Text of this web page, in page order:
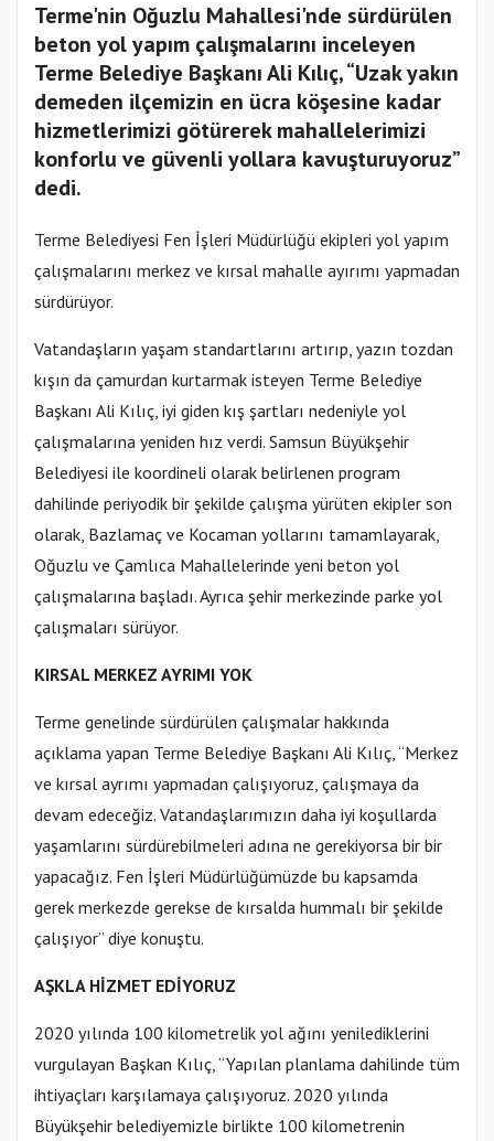
Terme'nin Oğuzlu Mahallesi'nde sürdürülen
beton yol yapım çalışmalarını inceleyen
Terme Belediye Başkanı Ali Kılıç, “Uzak yakın
demeden ilçemizin en ücra köşesine kadar
hizmetlerimizi götürerek mahallelerimizi
konforlu ve güvenli yollara kavuşturuyoruz”
dedi.
Terme Belediyesi Fen İşleri Müdürlüğü ekipleri yol yapım
çalışmalarını merkez ve kırsal mahalle ayırımı yapmadan
sürdürüyor.
Vatandaşların yaşam standartlarını artırıp, yazın tozdan
kışın da çamurdan kurtarmak isteyen Terme Belediye
Başkanı Ali Kılıç, iyi giden kış şartları nedeniyle yol
çalışmalarına yeniden hız verdi. Samsun Büyükşehir
Belediyesi ile koordineli olarak belirlenen program
dahilinde periyodik bir şekilde çalışma yürüten ekipler son
olarak, Bazlamaç ve Kocaman yollarını tamamlayarak,
Oğuzlu ve Çamlıca Mahallelerinde yeni beton yol
çalışmalarına başladı. Ayrıca şehir merkezinde parke yol
çalışmaları sürüyor.
KIRSAL MERKEZ AYRIMI YOK
Terme genelinde sürdürülen çalışmalar hakkında
açıklama yapan Terme Belediye Başkanı Ali Kılıç, “Merkez
ve kırsal ayrımı yapmadan çalışıyoruz, çalışmaya da
devam edeceğiz. Vatandaşlarımızın daha iyi koşullarda
yaşamlarını sürdürebilmeleri adına ne gerekiyorsa bir bir
yapacağız. Fen İşleri Müdürlüğümüzde bu kapsamda
gerek merkezde gerekse de kırsalda hummalı bir şekilde
çalışıyor” diye konuştu.
AŞKLA HİZMET EDİYORUZ
2020 yılında 100 kilometrelik yol ağını yenilediklerini
vurgulayan Başkan Kılıç, “Yapılan planlama dahilinde tüm
ihtiyaçları karşılamaya çalışıyoruz. 2020 yılında
Büyükşehir belediyemizle birlikte 100 kilometrenin